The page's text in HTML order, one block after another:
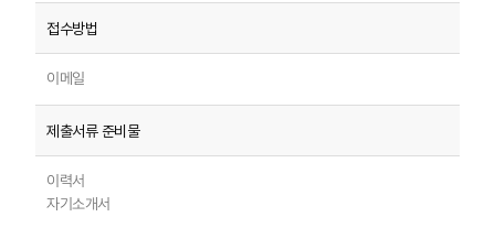
이메일
이력서
자기소개서